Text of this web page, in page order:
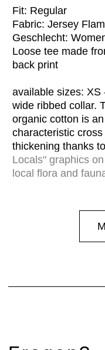
Fit: Regular
Fabric: Jersey
Geschlecht:
Loose tee made
back print
available sizes: XS
wide ribbed collar.
organic cotton is
characteristic
thickening thanks
Locals" graphics
local flora and